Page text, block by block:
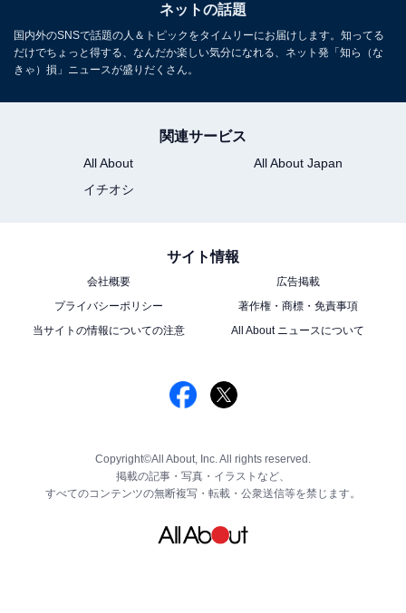
ネットの話題
国内外のSNSで話題の人＆トピックをタイムリーにお届けします。知ってる
だけでちょっと得する、なんだか楽しい気分になれる、ネット発「知ら（な
きゃ）損」ニュースが盛りだくさん。
関連サービス
All About
All About Japan
イチオシ
サイト情報
会社概要
広告掲載
プライバシーポリシー
著作権・商標・免責事項
当サイトの情報についての注意
All About ニュースについて
Copyright©All About, Inc. All rights reserved.
掲載の記事・写真・イラストなど、
すべてのコンテンツの無断複写・転載・公衆送信等を禁じます。